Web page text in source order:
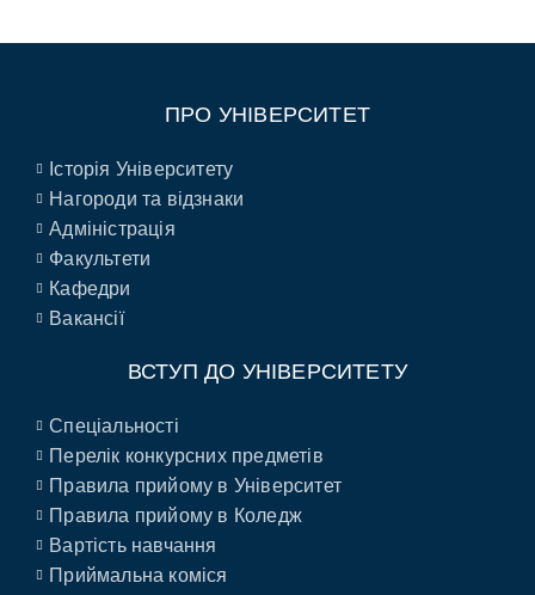
ПРО УНІВЕРСИТЕТ
Історія Університету
Нагороди та відзнаки
Адміністрація
Факультети
Кафедри
Вакансії
ВСТУП ДО УНІВЕРСИТЕТУ
Спеціальності
Перелік конкурсних предметів
Правила прийому в Університет
Правила прийому в Коледж
Вартість навчання
Приймальна коміся